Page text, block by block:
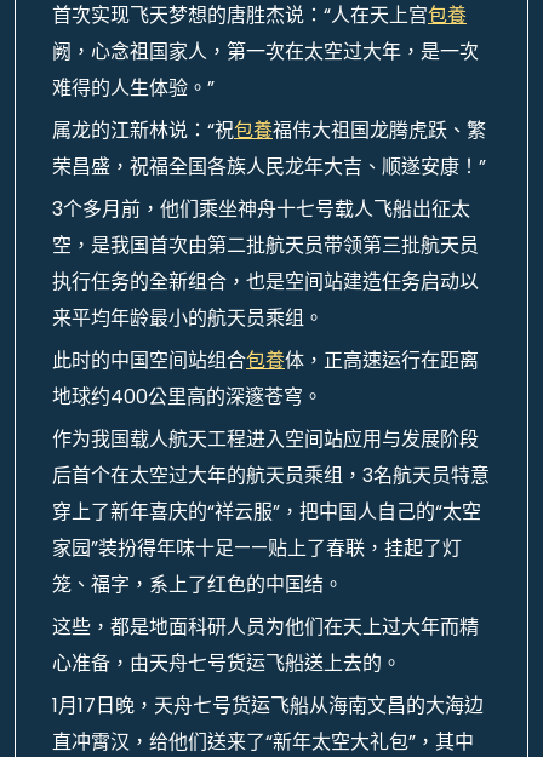
首次实现飞天梦想的唐胜杰说：“人在天上宫包養
阙，心念祖国家人，第一次在太空过大年，是一次
难得的人生体验。”
属龙的江新林说：“祝包養福伟大祖国龙腾虎跃、繁
荣昌盛，祝福全国各族人民龙年大吉、顺遂安康！”
3个多月前，他们乘坐神舟十七号载人飞船出征太
空，是我国首次由第二批航天员带领第三批航天员
执行任务的全新组合，也是空间站建造任务启动以
来平均年龄最小的航天员乘组。
此时的中国空间站组合包養体，正高速运行在距离
地球约400公里高的深邃苍穹。
作为我国载人航天工程进入空间站应用与发展阶段
后首个在太空过大年的航天员乘组，3名航天员特意
穿上了新年喜庆的“祥云服”，把中国人自己的“太空
家园”装扮得年味十足——贴上了春联，挂起了灯
笼、福字，系上了红色的中国结。
这些，都是地面科研人员为他们在天上过大年而精
心准备，由天舟七号货运飞船送上去的。
1月17日晚，天舟七号货运飞船从海南文昌的大海边
直冲霄汉，给他们送来了“新年太空大礼包”，其中